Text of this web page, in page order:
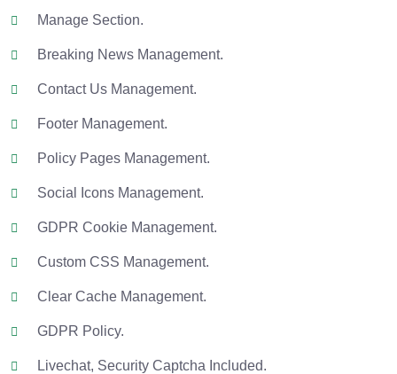
Manage Section.
Breaking News Management.
Contact Us Management.
Footer Management.
Policy Pages Management.
Social Icons Management.
GDPR Cookie Management.
Custom CSS Management.
Clear Cache Management.
GDPR Policy.
Livechat, Security Captcha Included.